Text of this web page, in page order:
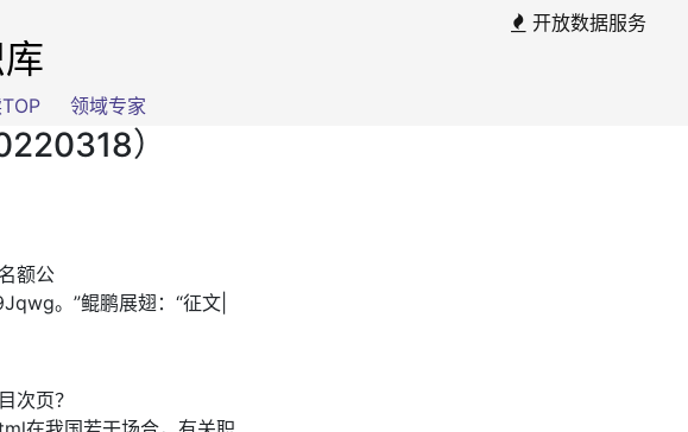
开放数据服务
领域专家
）
额公
。”鲲鹏展翅：“征文|
次页？